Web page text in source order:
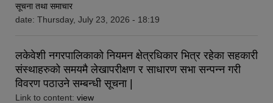
सूचना तथा समाचार
date: Thursday, July 23, 2026 - 18:19
लकेवेशी नगरपालिकाको नियमन क्षेत्रधिकार भित्र रहेका सहकारी
संस्थाहरुको समयमै लेखापरीक्षण र साधारण सभा सन्पन्न गरी
विवरण पठाउने सम्बन्धी सूचना |
Link to content: view